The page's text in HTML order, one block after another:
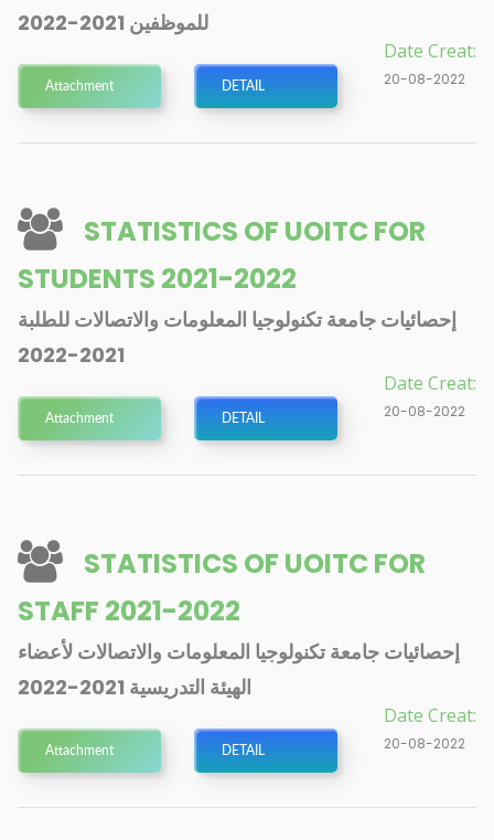
للموظفين 2021-2022
Date Creat:
20-08-2022
Attachment DETAIL
STATISTICS OF UOITC FOR
STUDENTS 2021-2022
إحصائيات جامعة تكنولوجيا المعلومات والاتصالات للطلبة
2021-2022
Date Creat:
20-08-2022
Attachment DETAIL
STATISTICS OF UOITC FOR
STAFF 2021-2022
إحصائيات جامعة تكنولوجيا المعلومات والاتصالات لأعضاء
الهيئة التدريسية 2021-2022
Date Creat:
20-08-2022
Attachment DETAIL